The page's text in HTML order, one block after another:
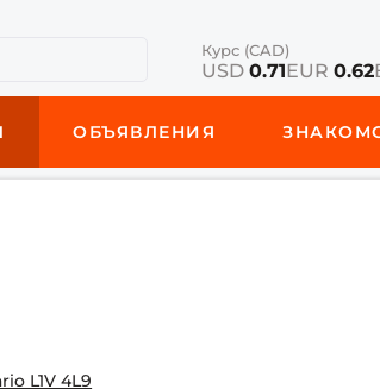
Курс (CAD)
USD 0.71EUR 0.62
ОБЪЯВЛЕНИЯ
L1V 4L9